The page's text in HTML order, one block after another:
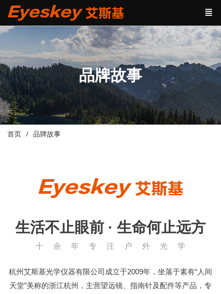
品牌故事
首页 品牌故事
生活不止眼前 · 生命何止远方
十 余 年 专 注 户 外 光 学
杭州艾斯基光学仪器有限公司成立于2009年，坐落于素有“人间
天堂”美称的浙江杭州，主营望远镜、指南针及配件等产品，专